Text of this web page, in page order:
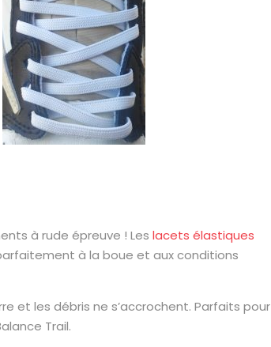
à rude épreuve ! Leslacets élastiques
à la boue et aux conditions
et les débris ne s’accrochent. Parfaits pour
Trail.